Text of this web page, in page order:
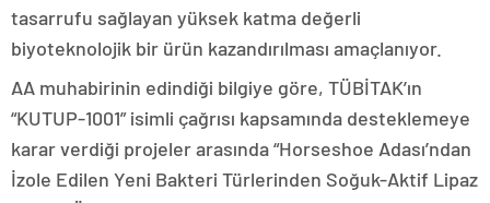
tasarrufu sağlayan yüksek katma değerli
biyoteknolojik bir ürün kazandırılması amaçlanıyor.
AA muhabirinin edindiği bilgiye göre, TÜBİTAK’ın
“KUTUP-1001” isimli çağrısı kapsamında desteklemeye
karar verdiği projeler arasında “Horseshoe Adası’ndan
İzole Edilen Yeni Bakteri Türlerinden Soğuk-Aktif Lipaz